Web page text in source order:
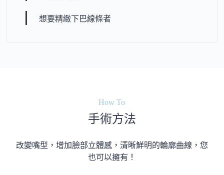
想要精緻下巴線條者
How To
手術方法
改變嘴型，增加臉部立體感，清晰鮮明的輪廓曲線，您
也可以擁有！